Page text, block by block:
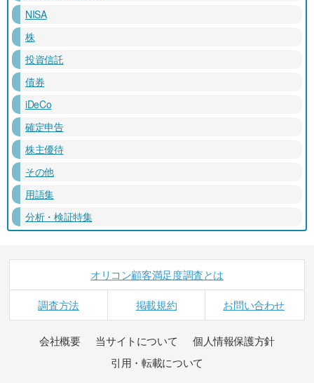
NISA
株
投資信託
債券
iDeCo
確定申告
株主優待
その他
用語集
分析・検証特集
オリコン顧客満足度調査とは
調査方法 掲載規約 お問い合わせ
会社概要 当サイトについて
個人情報保護方針
引用・転載について